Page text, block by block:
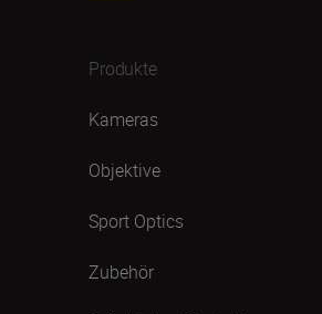
Produkte
Kameras
Objektive
Sport Optics
Zubehör